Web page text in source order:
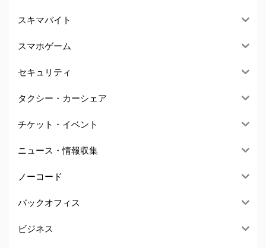
スキマバイト
スマホゲーム
セキュリティ
タクシー・カーシェア
チケット・イベント
ニュース・情報収集
ノーコード
バックオフィス
ビジネス